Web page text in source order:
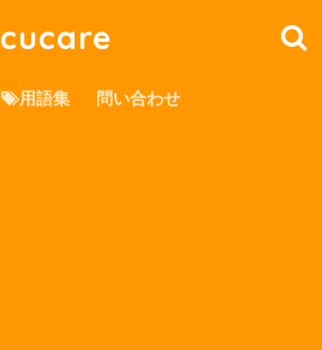
cucare
用語集 問い合わせ